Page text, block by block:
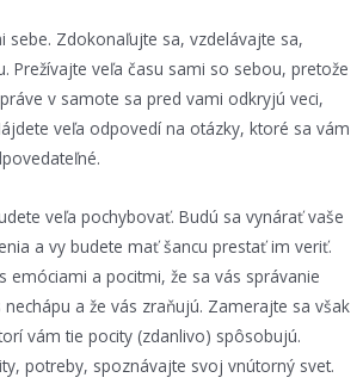
sebe. Zdokonaľujte sa, vzdelávajte sa,
Prežívajte veľa času sami so sebou, pretože
v samote sa pred vami odkryjú veci,
veľa odpovedí na otázky, ktoré sa vám
veľa pochybovať. Budú sa vynárať vaše
a vy budete mať šancu prestať im veriť.
emóciami a pocitmi, že sa vás správanie
nechápu a že vás zraňujú. Zamerajte sa však
vám tie pocity (zdanlivo) spôsobujú.
potreby, spoznávajte svoj vnútorný svet.